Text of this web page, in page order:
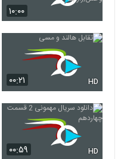
۱۰:۰۰
۰۰:۲۱ HD
۰۰:۵۹ HD